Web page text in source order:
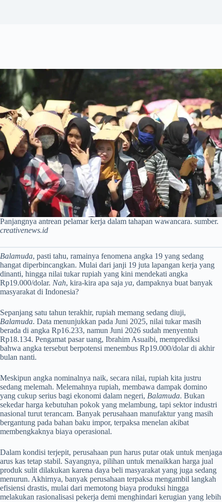
Panjangnya antrean pelamar kerja dalam tahapan wawancara. sumber.
creativenews.id
Balamuda, pasti tahu, ramainya fenomena angka 19 yang sedang
hangat diperbincangkan. Mulai dari janji 19 juta lapangan kerja yang
dinanti, hingga nilai tukar rupiah yang kini mendekati angka
Rp19.000/dolar. Nah, kira-kira apa saja ya, dampaknya buat banyak
masyarakat di Indonesia?
​Sepanjang satu tahun terakhir, rupiah memang sedang diuji,
Balamuda. Data menunjukkan pada Juni 2025, nilai tukar masih
berada di angka Rp16.233, namun Juni 2026 sudah menyentuh
Rp18.134. Pengamat pasar uang, Ibrahim Asuaibi, memprediksi
bahwa angka tersebut berpotensi menembus Rp19.000/dolar di akhir
bulan nanti.
Meskipun angka nominalnya naik, secara nilai, rupiah kita justru
sedang melemah. Melemahnya rupiah, membawa dampak domino
yang cukup serius bagi ekonomi dalam negeri, Balamuda. Bukan
sekedar harga kebutuhan pokok yang melambung, tapi sektor industri
nasional turut terancam. Banyak perusahaan manufaktur yang masih
bergantung pada bahan baku impor, terpaksa menelan akibat
membengkaknya biaya operasional.
​Dalam kondisi terjepit, perusahaan pun harus putar otak untuk menjaga
arus kas tetap stabil. Sayangnya, pilihan untuk menaikkan harga jual
produk sulit dilakukan karena daya beli masyarakat yang juga sedang
menurun. Akhirnya, banyak perusahaan terpaksa mengambil langkah
efisiensi drastis, mulai dari memotong biaya produksi hingga
melakukan rasionalisasi pekerja demi menghindari kerugian yang lebih